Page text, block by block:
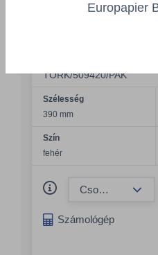
TORK/509420/PAK
Szélesség
390 mm
Szín
fehér
Számológép
Europapier